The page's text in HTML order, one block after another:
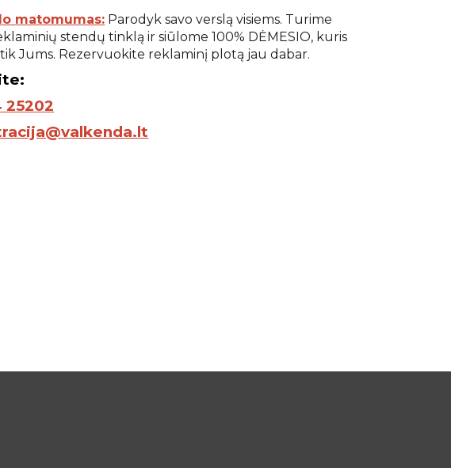
matomumas: Parodyk savo verslą visiems. Turime
stendų tinklą ir siūlome 100% DĖMESIO, kuris
Jums. Rezervuokite reklaminį plotą jau dabar.
25202